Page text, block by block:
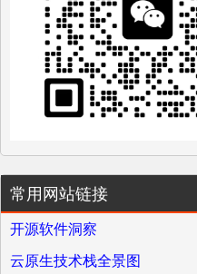
常用网站链接
开源软件洞察
云原生技术栈全景图